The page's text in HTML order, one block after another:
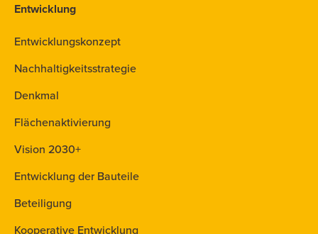
Entwicklung
Entwicklungskonzept
Nachhaltigkeitsstrategie
Denkmal
Flächenaktivierung
Vision 2030+
Entwicklung der Bauteile
Beteiligung
Kooperative Entwicklung